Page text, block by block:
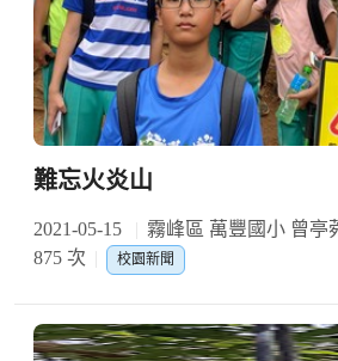
難忘火炎山
2021-05-15 霧峰區 萬豐國小 曾亭
875 次
校園新聞